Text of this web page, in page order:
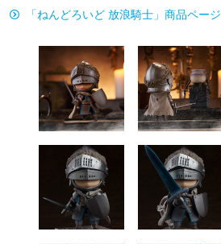
「ねんどろいど 放浪騎士」商品ページ